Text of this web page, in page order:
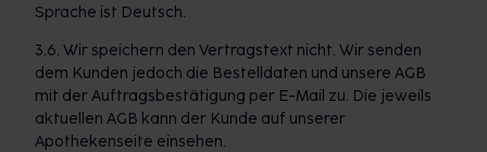
Sprache ist Deutsch.
3.6. Wir speichern den Vertragstext nicht. Wir senden
dem Kunden jedoch die Bestelldaten und unsere AGB
mit der Auftragsbestätigung per E-Mail zu. Die jeweils
aktuellen AGB kann der Kunde auf unserer
Apothekenseite einsehen.